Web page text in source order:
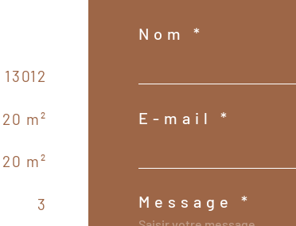
13012
m²
m²
3
Nom *
E-mail *
Message *